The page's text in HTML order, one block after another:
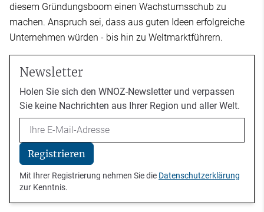
diesem Gründungsboom einen Wachstumsschub zu
machen. Anspruch sei, dass aus guten Ideen erfolgreiche
Unternehmen würden - bis hin zu Weltmarktführern.
Newsletter
Holen Sie sich den WNOZ-Newsletter und verpassen
Sie keine Nachrichten aus Ihrer Region und aller Welt.
Email
Registrieren
Mit Ihrer Registrierung nehmen Sie die Datenschutzerklärung
zur Kenntnis.